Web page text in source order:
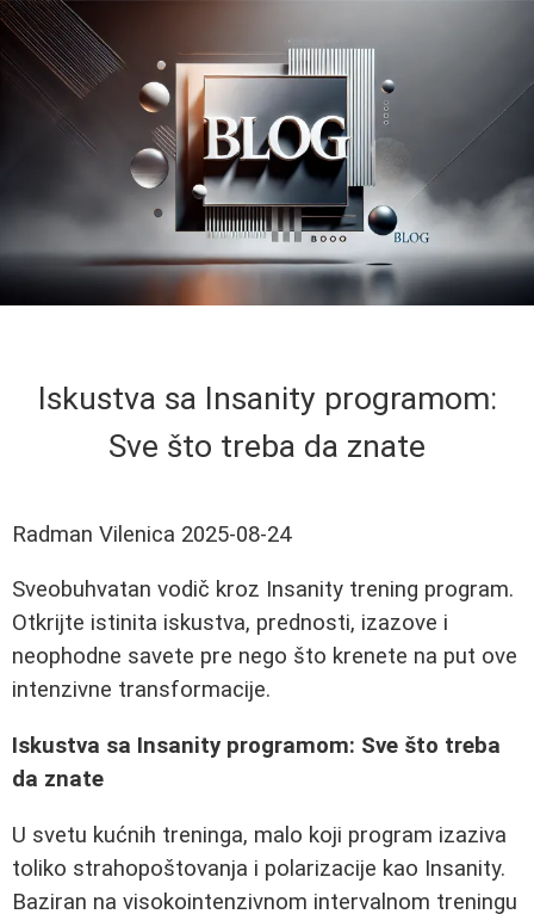
Iskustva sa Insanity programom:
Sve što treba da znate
Radman Vilenica 2025-08-24
Sveobuhvatan vodič kroz Insanity trening program.
Otkrijte istinita iskustva, prednosti, izazove i
neophodne savete pre nego što krenete na put ove
intenzivne transformacije.
Iskustva sa Insanity programom: Sve što treba
da znate
U svetu kućnih treninga, malo koji program izaziva
toliko strahopoštovanja i polarizacije kao Insanity.
Baziran na visokointenzivnom intervalnom treningu